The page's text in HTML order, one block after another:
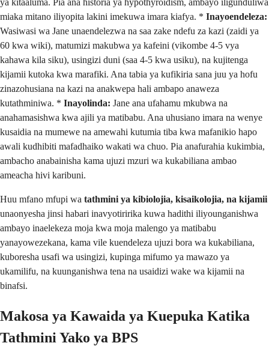
ya kitaaluma. Pia ana historia ya hypothyroidism, ambayo iligunduliwa
miaka mitano iliyopita lakini imekuwa imara kiafya. * Inayoendeleza:
Wasiwasi wa Jane unaendelezwa na saa zake ndefu za kazi (zaidi ya
60 kwa wiki), matumizi makubwa ya kafeini (vikombe 4-5 vya
kahawa kila siku), usingizi duni (saa 4-5 kwa usiku), na kujitenga
kijamii kutoka kwa marafiki. Ana tabia ya kufikiria sana juu ya hofu
zinazohusiana na kazi na anakwepa hali ambapo anaweza
kutathminiwa. * Inayolinda: Jane ana ufahamu mkubwa na
anahamasishwa kwa ajili ya matibabu. Ana uhusiano imara na wenye
kusaidia na mumewe na amewahi kutumia tiba kwa mafanikio hapo
awali kudhibiti mafadhaiko wakati wa chuo. Pia anafurahia kukimbia,
ambacho anabainisha kama ujuzi mzuri wa kukabiliana ambao
ameacha hivi karibuni.
Huu mfano mfupi wa tathmini ya kibiolojia, kisaikolojia, na kijamii
unaonyesha jinsi habari inavyotiririka kuwa hadithi iliyounganishwa
ambayo inaelekeza moja kwa moja malengo ya matibabu
yanayowezekana, kama vile kuendeleza ujuzi bora wa kukabiliana,
kuboresha usafi wa usingizi, kupinga mifumo ya mawazo ya
ukamilifu, na kuunganishwa tena na usaidizi wake wa kijamii na
binafsi.
Makosa ya Kawaida ya Kuepuka Katika
Tathmini Yako ya BPS